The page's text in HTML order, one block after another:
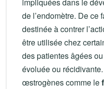
de l’endomètre. De ce
destinée à contrer
être utilisée chez
des patientes âgées
évoluée ou
œstrogènes comme le